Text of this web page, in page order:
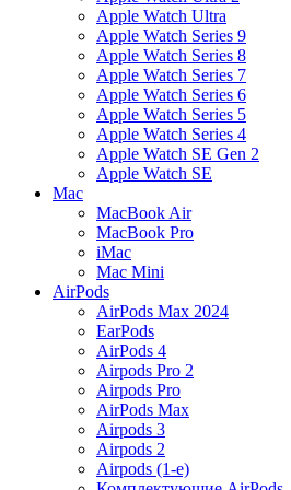
Apple Watch Ultra
Apple Watch Series 9
Apple Watch Series 8
Apple Watch Series 7
Apple Watch Series 6
Apple Watch Series 5
Apple Watch Series 4
Apple Watch SE Gen 2
Apple Watch SE
Mac
MacBook Air
MacBook Pro
iMac
Mac Mini
AirPods
AirPods Max 2024
EarPods
AirPods 4
Airpods Pro 2
Airpods Pro
AirPods Max
Airpods 3
Airpods 2
Airpods (1-е)